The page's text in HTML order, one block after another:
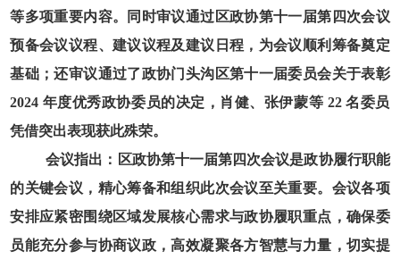
等多项重要内容。同时审议通过区政协第十一届第四次会议
预备会议议程、建议议程及建议日程，为会议顺利筹备奠定
基础；还审议通过了政协门头沟区第十一届委员会关于表彰
2024 年度优秀政协委员的决定，肖健、张伊蒙等 22名委员
凭借突出表现获此殊荣。
会议指出：区政协第十一届第四次会议是政协履行职能
的关键会议，精心筹备和组织此次会议至关重要。会议各项
安排应紧密围绕区域发展核心需求与政协履职重点，确保委
员能充分参与协商议政，高效凝聚各方智慧与力量，切实提